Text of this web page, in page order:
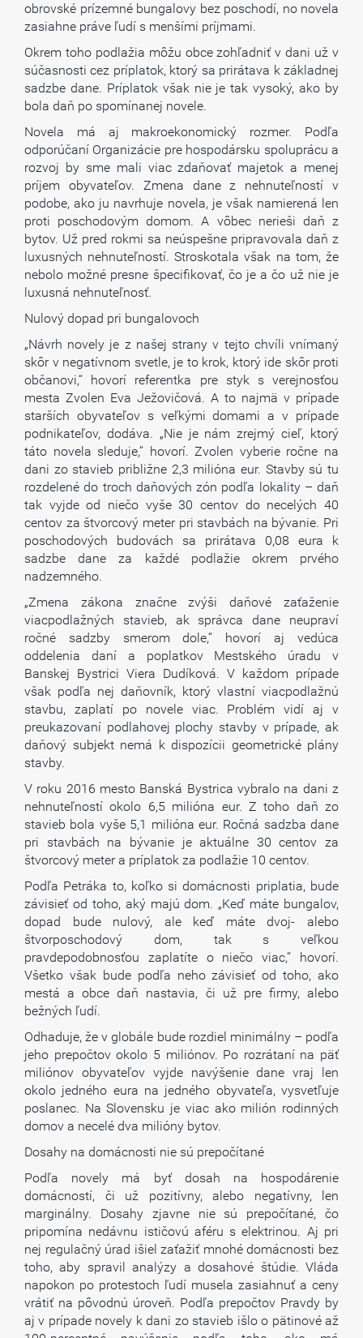
obrovské prízemné bungalovy bez poschodí, no novela
zasiahne práve ľudí s menšími príjmami.
Okrem toho podlažia môžu obce zohľadniť v dani už v
súčasnosti cez príplatok, ktorý sa prirátava k základnej
sadzbe dane. Príplatok však nie je tak vysoký, ako by
bola daň po spomínanej novele.
Novela má aj makroekonomický rozmer. Podľa
odporúčaní Organizácie pre hospodársku spoluprácu a
rozvoj by sme mali viac zdaňovať majetok a menej
príjem obyvateľov. Zmena dane z nehnuteľností v
podobe, ako ju navrhuje novela, je však namierená len
proti poschodovým domom. A vôbec nerieši daň z
bytov. Už pred rokmi sa neúspešne pripravovala daň z
luxusných nehnuteľností. Stroskotala však na tom, že
nebolo možné presne špecifikovať, čo je a čo už nie je
luxusná nehnuteľnosť.
Nulový dopad pri bungalovoch
„Návrh novely je z našej strany v tejto chvíli vnímaný
skôr v negatívnom svetle, je to krok, ktorý ide skôr proti
občanovi,“ hovorí referentka pre styk s verejnosťou
mesta Zvolen Eva Ježovičová. A to najmä v prípade
starších obyvateľov s veľkými domami a v prípade
podnikateľov, dodáva. „Nie je nám zrejmý cieľ, ktorý
táto novela sleduje,“ hovorí. Zvolen vyberie ročne na
dani zo stavieb približne 2,3 milióna eur. Stavby sú tu
rozdelené do troch daňových zón podľa lokality – daň
tak vyjde od niečo vyše 30 centov do necelých 40
centov za štvorcový meter pri stavbách na bývanie. Pri
poschodových budovách sa prirátava 0,08 eura k
sadzbe dane za každé podlažie okrem prvého
nadzemného.
„Zmena zákona značne zvýši daňové zaťaženie
viacpodlažných stavieb, ak správca dane neupraví
ročné sadzby smerom dole,“ hovorí aj vedúca
oddelenia daní a poplatkov Mestského úradu v
Banskej Bystrici Viera Dudíková. V každom prípade
však podľa nej daňovník, ktorý vlastní viacpodlažnú
stavbu, zaplatí po novele viac. Problém vidí aj v
preukazovaní podlahovej plochy stavby v prípade, ak
daňový subjekt nemá k dispozícii geometrické plány
stavby.
V roku 2016 mesto Banská Bystrica vybralo na dani z
nehnuteľností okolo 6,5 milióna eur. Z toho daň zo
stavieb bola vyše 5,1 milióna eur. Ročná sadzba dane
pri stavbách na bývanie je aktuálne 30 centov za
štvorcový meter a príplatok za podlažie 10 centov.
Podľa Petráka to, koľko si domácnosti priplatia, bude
závisieť od toho, aký majú dom. „Keď máte bungalov,
dopad bude nulový, ale keď máte dvoj- alebo
štvorposchodový dom, tak s veľkou
pravdepodobnosťou zaplatíte o niečo viac,“ hovorí.
Všetko však bude podľa neho závisieť od toho, ako
mestá a obce daň nastavia, či už pre firmy, alebo
bežných ľudí.
Odhaduje, že v globále bude rozdiel minimálny – podľa
jeho prepočtov okolo 5 miliónov. Po rozrátaní na päť
miliónov obyvateľov vyjde navýšenie dane vraj len
okolo jedného eura na jedného obyvateľa, vysvetľuje
poslanec. Na Slovensku je viac ako milión rodinných
domov a necelé dva milióny bytov.
Dosahy na domácnosti nie sú prepočítané
Podľa novely má byť dosah na hospodárenie
domácností, či už pozitívny, alebo negatívny, len
marginálny. Dosahy zjavne nie sú prepočítané, čo
pripomína nedávnu ističovú aféru s elektrinou. Aj pri
nej regulačný úrad išiel zaťažiť mnohé domácnosti bez
toho, aby spravil analýzy a dosahové štúdie. Vláda
napokon po protestoch ľudí musela zasiahnuť a ceny
vrátiť na pôvodnú úroveň. Podľa prepočtov Pravdy by
aj v prípade novely k dani zo stavieb išlo o pätinové až